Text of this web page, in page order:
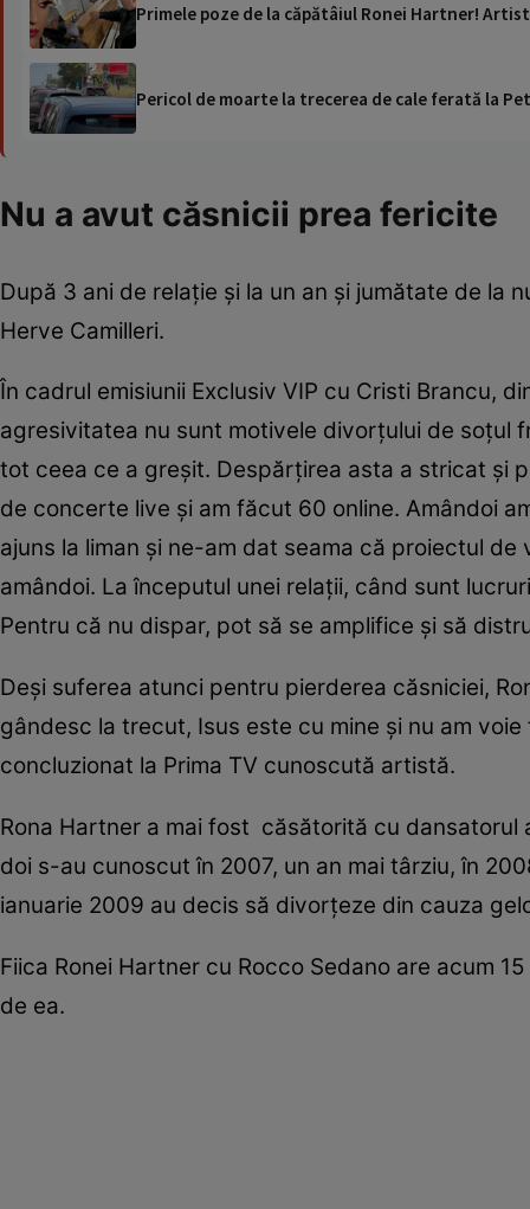
Primele poze de la căpătâiul Ronei Hartner!
Pericol de moarte la trecerea de cale ferată la
Nu a avut căsnicii prea fericite
După 3 ani de relație și la un an și jumătate de la
Herve Camilleri.
În cadrul emisiunii Exclusiv VIP cu Cristi Brancu,
agresivitatea nu sunt motivele divorțului de soțul
tot ceea ce a greșit. Despărțirea asta a stricat și
de concerte live și am făcut 60 online. Amândoi
ajuns la liman și ne-am dat seama că proiectul
amândoi. La începutul unei relații, când sunt
Pentru că nu dispar, pot să se amplifice și să
Deși suferea atunci pentru pierderea căsniciei,
gândesc la trecut, Isus este cu mine și nu am
concluzionat la Prima TV cunoscută artistă.
Rona Hartner a mai fost căsătorită cu dansatorul
doi s-au cunoscut în 2007, un an mai târziu, în
ianuarie 2009 au decis să divorțeze din cauza
Fiica Ronei Hartner cu Rocco Sedano are acum
de ea.